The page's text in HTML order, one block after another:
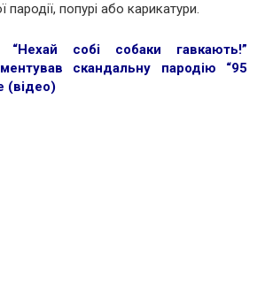
пародії, попурі або карикатури.
“Нехай собі собаки гавкають!”
скандальну пародію “95
(відео)